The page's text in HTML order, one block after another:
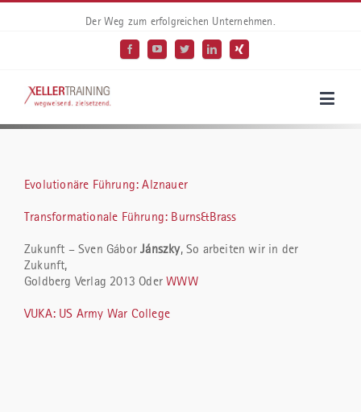
Der Weg zum erfolgreichen Unternehmen.
Evolutionäre Führung: Alznauer
Transformationale Führung: Burns&Brass
Zukunft – Sven GáborJánszky, So arbeiten wir in der
Zukunft,
Goldberg Verlag 2013 OderWWW
VUKA: US Army War College